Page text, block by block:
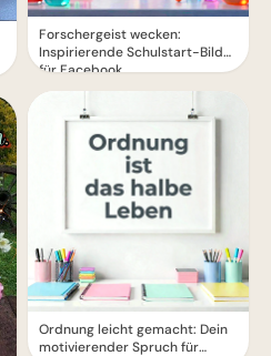
Forschergeist wecken:
Inspirierende Schulstart-Bilder
für Facebook
Ordnung leicht gemacht: Dein
motivierender Spruch für